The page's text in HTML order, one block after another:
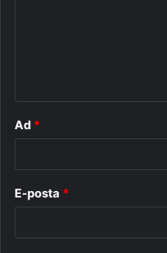
Ad *
E-posta *